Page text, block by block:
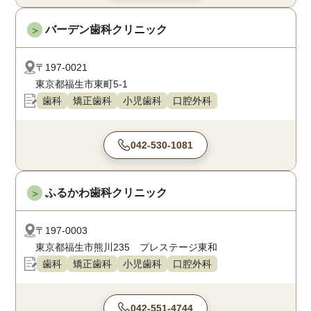
＞ バーデン歯科クリニック
〒197-0021
東京都福生市東町5-1
歯科
矯正歯科 小児歯科 口腔外科
042-530-1081
＞ ふるかわ歯科クリニック
〒197-0003
東京都福生市熊川235 プレステージ東和
歯科
矯正歯科 小児歯科 口腔外科
042-551-4744